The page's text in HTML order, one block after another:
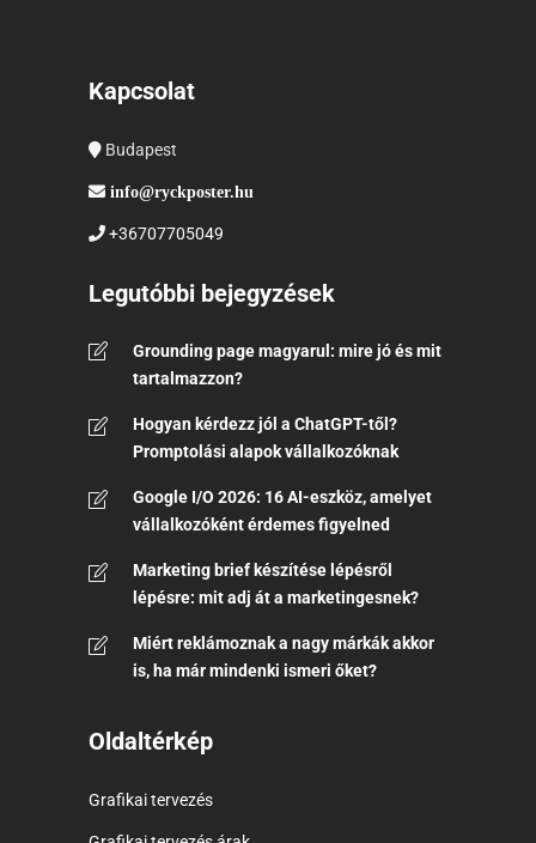
Kapcsolat
Budapest
info@ryckposter.hu
+36707705049
Legutóbbi bejegyzések
Grounding page magyarul: mire jó és mit
tartalmazzon?
Hogyan kérdezz jól a ChatGPT-től?
Promptolási alapok vállalkozóknak
Google I/O 2026: 16 AI-eszköz, amelyet
vállalkozóként érdemes figyelned
Marketing brief készítése lépésről
lépésre: mit adj át a marketingesnek?
Miért reklámoznak a nagy márkák akkor
is, ha már mindenki ismeri őket?
Oldaltérkép
Grafikai tervezés